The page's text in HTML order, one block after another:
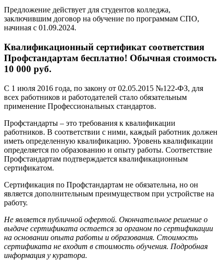
Предложение действует для студентов колледжа,
заключившим договор на обучение по программам СПО,
начиная с 01.09.2024.
Квалификационный сертификат соответствия
Профстандартам бесплатно! Обычная стоимость
10 000 руб.
С 1 июля 2016 года, по закону от 02.05.2015 №122-ФЗ, для
всех работников и работодателей стало обязательным
применение Профессиональных стандартов.
Профстандарты – это требования к квалификации
работников. В соответствии с ними, каждый работник должен
иметь определенную квалификацию. Уровень квалификации
определяется по образованию и опыту работы. Соответствие
Профстандартам подтверждается квалификационным
сертификатом.
Сертификация по Профстандартам не обязательна, но он
является дополнительным преимуществом при устройстве на
работу.
Не является публичной офертой. Окончательное решение о
выдаче сертификата остается за органом по сертификации
на основании опыта работы и образования. Стоимость
сертификата не входит в стоимость обучения. Подробная
информация у куратора.